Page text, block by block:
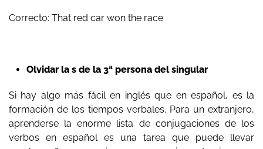
Correcto: That red car won the race
Olvidar la s de la 3ª persona del singular
Si hay algo más fácil en inglés que en español, es la
formación de los tiempos verbales. Para un extranjero,
aprenderse la enorme lista de conjugaciones de los
verbos en español es una tarea que puede llevar